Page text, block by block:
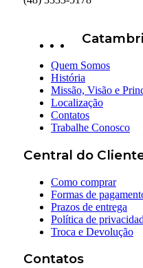
Quem Somos
História
Missão, Visão e
Localização
Contatos
Trabalhe Conosco
Central do
Como comprar
Formas de
Prazos de entrega
Política de
Troca e Devolução
Contatos